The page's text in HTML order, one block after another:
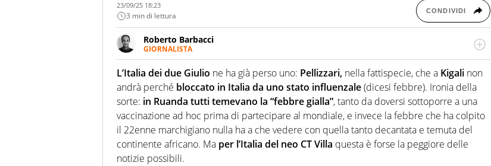
23/09/25 18:23
3 min di lettura CONDIVIDI
Roberto Barbacci
GIORNALISTA
Giornalista (pubblicista) sportivo a tutto campo, è il tuttologo di Virgilio Sport. Provate a
chiedergli di boxe, di scherma, di volley o di curling: ve ne farà innamorare
L’Italia dei due Giulio ne ha già perso uno: Pellizzari, nella fattispecie, che a Kigali non
andrà perché bloccato in Italia da uno stato influenzale(dicesi febbre). Ironia della
sorte: in Ruanda tutti temevano la “febbre gialla”, tanto da doversi sottoporre a una
vaccinazione ad hoc prima di partecipare al mondiale, e invece la febbre che ha colpito
il 22enne marchigiano nulla ha a che vedere con quella tanto decantata e temuta del
continente africano. Ma per l’Italia del neo CT Villa questa è forse la peggiore delle
notizie possibili.